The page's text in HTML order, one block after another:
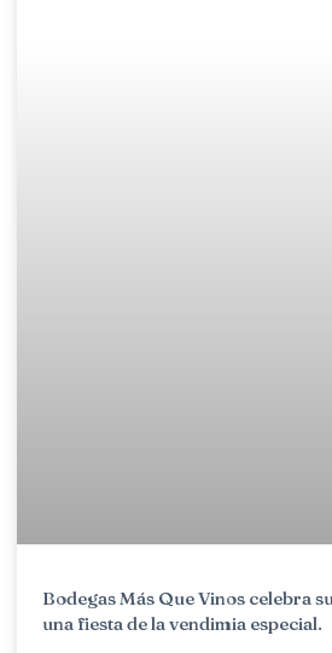
Bodegas Más Que Vinos celebra
una fiesta de la vendimia especial.